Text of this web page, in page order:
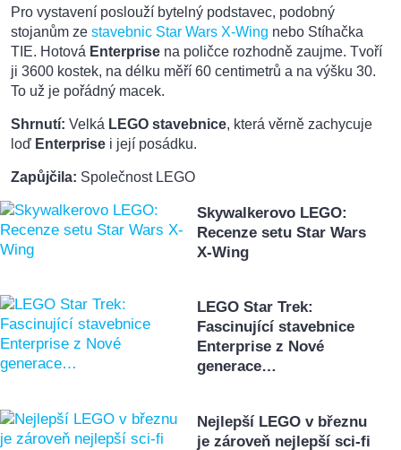
Pro vystavení poslouží bytelný podstavec, podobný
stojanům ze stavebnic Star Wars X-Wing nebo Stíhačka
TIE. Hotová Enterprise na poličce rozhodně zaujme. Tvoří
ji 3600 kostek, na délku měří 60 centimetrů a na výšku 30.
To už je pořádný macek.
Shrnutí: Velká LEGO stavebnice, která věrně zachycuje
loď Enterprise i její posádku.
Zapůjčila: Společnost LEGO
Skywalkerovo LEGO:
Recenze setu Star Wars
X-Wing
LEGO Star Trek:
Fascinující stavebnice
Enterprise z Nové
generace…
Nejlepší LEGO v březnu
je zároveň nejlepší sci-fi